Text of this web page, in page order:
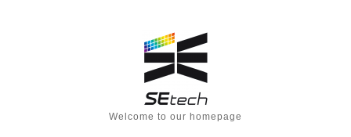
Welcome to our homepage